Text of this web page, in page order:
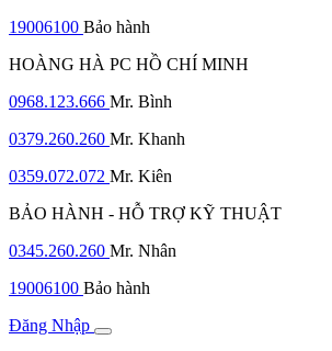
19006100 Bảo hành
HOÀNG HÀ PC HỒ CHÍ MINH
0968.123.666 Mr. Bình
0379.260.260 Mr. Khanh
0359.072.072 Mr. Kiên
BẢO HÀNH - HỖ TRỢ KỸ THUẬT
0345.260.260 Mr. Nhân
19006100 Bảo hành
Đăng Nhập